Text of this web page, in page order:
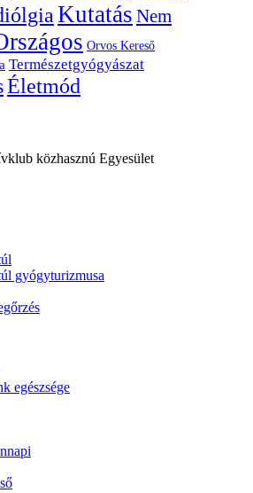
Kutatás Nem
Orvos Kereső
Természetgyógyászat
Életmód
közhasznú Egyesület
gyógyturizmusa
egészsége